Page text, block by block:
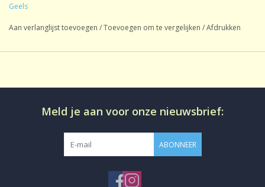
Geels
Aan verlanglijst toevoegen /Toevoegen om te vergelijken /Afdrukken
Meld je aan voor onze nieuwsbrief:
ABONNEER